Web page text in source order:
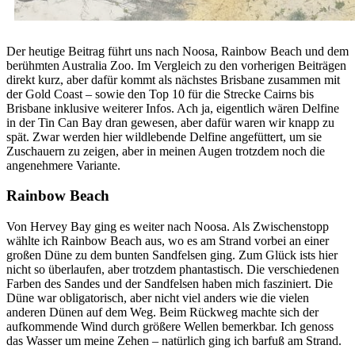
Der heutige Beitrag führt uns nach Noosa, Rainbow Beach und dem
berühmten Australia Zoo. Im Vergleich zu den vorherigen Beiträgen
direkt kurz, aber dafür kommt als nächstes Brisbane zusammen mit
der Gold Coast – sowie den Top 10 für die Strecke Cairns bis
Brisbane inklusive weiterer Infos. Ach ja, eigentlich wären Delfine
in der Tin Can Bay dran gewesen, aber dafür waren wir knapp zu
spät. Zwar werden hier wildlebende Delfine angefüttert, um sie
Zuschauern zu zeigen, aber in meinen Augen trotzdem noch die
angenehmere Variante.
Rainbow Beach
Von Hervey Bay ging es weiter nach Noosa. Als Zwischenstopp
wählte ich Rainbow Beach aus, wo es am Strand vorbei an einer
großen Düne zu dem bunten Sandfelsen ging. Zum Glück ists hier
nicht so überlaufen, aber trotzdem phantastisch. Die verschiedenen
Farben des Sandes und der Sandfelsen haben mich fasziniert. Die
Düne war obligatorisch, aber nicht viel anders wie die vielen
anderen Dünen auf dem Weg. Beim Rückweg machte sich der
aufkommende Wind durch größere Wellen bemerkbar. Ich genoss
das Wasser um meine Zehen – natürlich ging ich barfuß am Strand.